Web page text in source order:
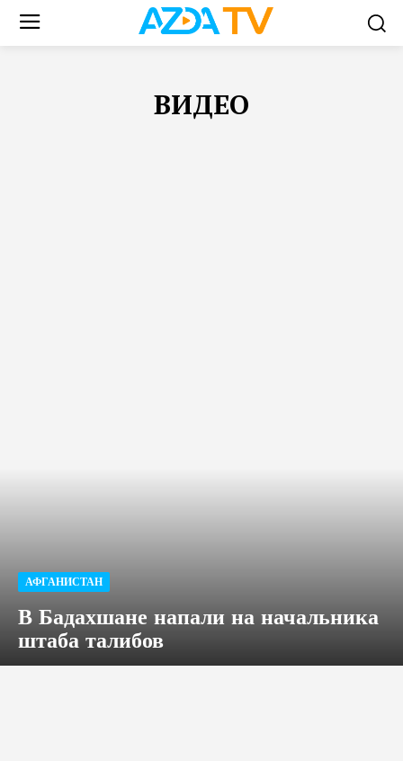
ВИДЕО
АФГАНИСТАН
В Бадахшане напали на начальника
штаба талибов